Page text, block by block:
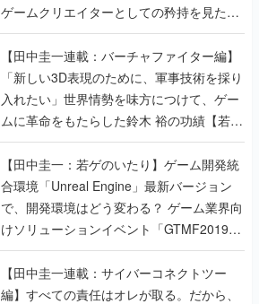
ゲームクリエイターとしての矜持を見た
【若ゲのいたり最終回】
【田中圭一連載：バーチャファイター編】
「新しい3D表現のために、軍事技術を採り
入れたい」世界情勢を味方につけて、ゲー
ムに革命をもたらした鈴木 裕の功績【若ゲ
のいたり】
【田中圭一：若ゲのいたり】ゲーム開発統
合環境「Unreal Engine」最新バージョン
で、開発環境はどう変わる？ ゲーム業界向
けソリューションイベント「GTMF2019」
に行って、より理解を深めよう【PR】
【田中圭一連載：サイバーコネクトツー
編】すべての責任はオレが取る。だから、